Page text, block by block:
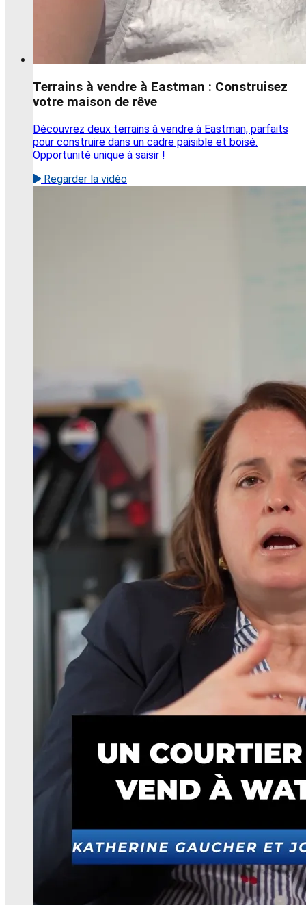
Terrains à vendre à Eastman : Construisez
votre maison de rêve
Découvrez deux terrains à vendre à Eastman, parfaits
pour construire dans un cadre paisible et boisé.
Opportunité unique à saisir !
Regarder la vidéo